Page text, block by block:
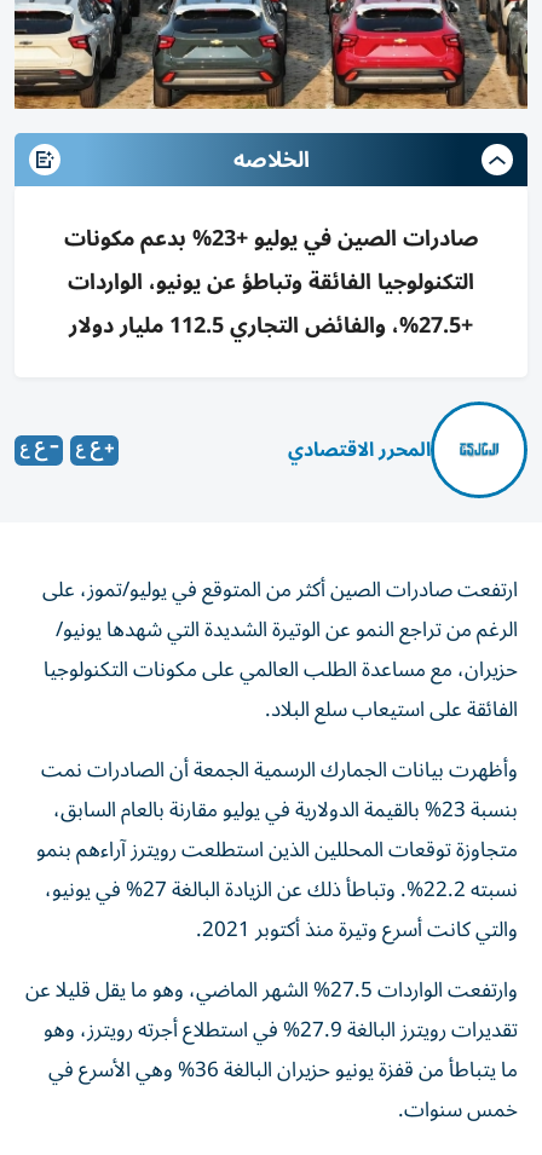
الخلاصه
صادرات الصين في يوليو +23% بدعم مكونات
التكنولوجيا الفائقة وتباطؤ عن يونيو، الواردات
+27.5%، والفائض التجاري 112.5 مليار دولار
المحرر الاقتصادي
ارتفعت صادرات الصين أكثر من المتوقع في يوليو/تموز، على
الرغم من تراجع النمو عن الوتيرة الشديدة التي شهدها يونيو/
حزيران، مع مساعدة الطلب العالمي على مكونات التكنولوجيا
الفائقة على استيعاب سلع البلاد.
وأظهرت بيانات الجمارك الرسمية الجمعة أن الصادرات نمت
بنسبة 23% بالقيمة الدولارية في يوليو مقارنة بالعام السابق،
متجاوزة توقعات المحللين الذين استطلعت رويترز آراءهم بنمو
نسبته 22.2%. وتباطأ ذلك عن الزيادة البالغة 27% في يونيو،
والتي كانت أسرع وتيرة منذ أكتوبر 2021.
تقديرات رويترز البالغة 27.9% في استطلاع أجرته رويترز، وهو
ما يتباطأ من قفزة يونيو حزيران البالغة 36% وهي الأسرع في
خمس سنوات.